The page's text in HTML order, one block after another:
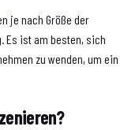
je nach Größe der
Es ist am besten, sich
zu wenden, um ein